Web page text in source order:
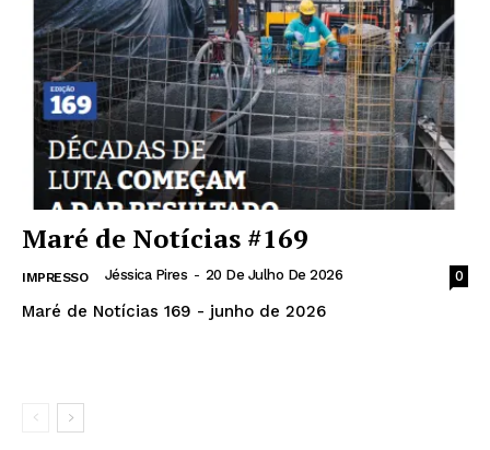
Magazine PRO
Maré de Notícias #169
IMPRESSO Jéssica Pires - 20 De Julho De 2026 0
Maré de Notícias 169 - junho de 2026